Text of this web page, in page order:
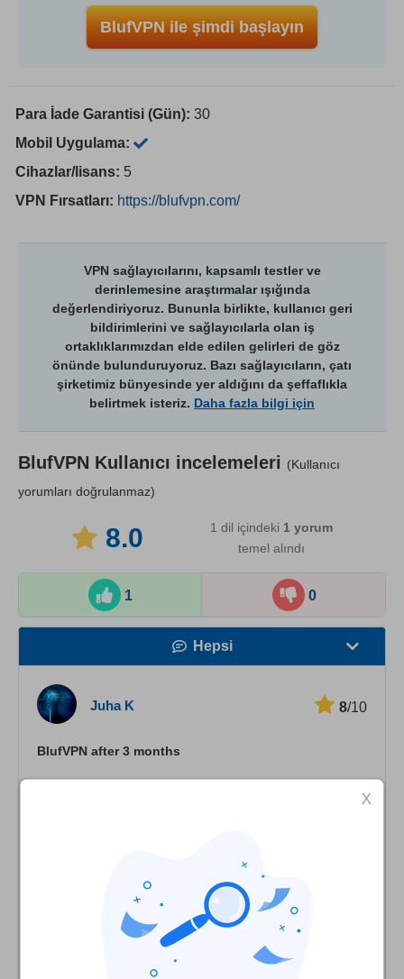
BlufVPN ile şimdi başlayın
Para İade Garantisi (Gün): 30
Mobil Uygulama:
Cihazlar/lisans: 5
VPN Fırsatları: https://blufvpn.com/
VPN sağlayıcılarını, kapsamlı testler ve
derinlemesine araştırmalar ışığında
değerlendiriyoruz. Bununla birlikte, kullanıcı geri
bildirimlerini ve sağlayıcılarla olan iş
ortaklıklarımızdan elde edilen gelirleri de göz
önünde bulunduruyoruz. Bazı sağlayıcıların, çatı
şirketimiz bünyesinde yer aldığını da şeffaflıkla
belirtmek isteriz. Daha fazla bilgi için
BlufVPN Kullanıcı incelemeleri (Kullanıcı
yorumları doğrulanmaz)
8.0 1 dil içindeki 1 yorum
temel alındı
1 0
Hepsi
Juha K 8/10
BlufVPN after 3 months
I have been using BlufVPN now for a couple of months. I
have mainly used it to access HBO and Netflix shows,
and unlike on this review, Netflix has actually worked for
me. So far only major complaint is server speed in some
regions. I have given direct feedback to BlufVPN
customer support about this, and they promised to look
X